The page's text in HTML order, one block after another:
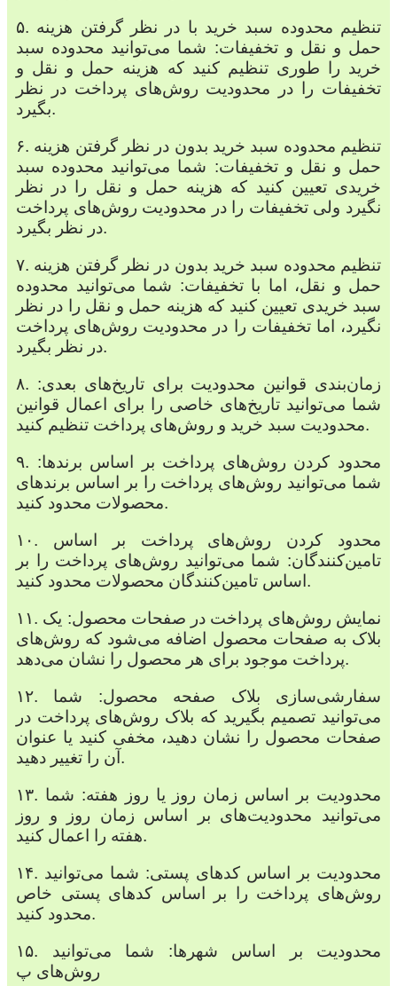
۵. تنظیم محدوده سبد خرید با در نظر گرفتن هزینه
حمل و نقل و تخفیفات: شما می‌توانید محدوده سبد
خرید را طوری تنظیم کنید که هزینه حمل و نقل و
تخفیفات را در محدودیت روش‌های پرداخت در نظر
بگیرد.
۶. تنظیم محدوده سبد خرید بدون در نظر گرفتن هزینه
حمل و نقل و تخفیفات: شما می‌توانید محدوده سبد
خریدی تعیین کنید که هزینه حمل و نقل را در نظر
نگیرد ولی تخفیفات را در محدودیت روش‌های پرداخت
در نظر بگیرد.
۷. تنظیم محدوده سبد خرید بدون در نظر گرفتن هزینه
حمل و نقل، اما با تخفیفات: شما می‌توانید محدوده
سبد خریدی تعیین کنید که هزینه حمل و نقل را در نظر
نگیرد، اما تخفیفات را در محدودیت روش‌های پرداخت
در نظر بگیرد.
۸. زمان‌بندی قوانین محدودیت برای تاریخ‌های بعدی:
شما می‌توانید تاریخ‌های خاصی را برای اعمال قوانین
محدودیت سبد خرید و روش‌های پرداخت تنظیم کنید.
۹. محدود کردن روش‌های پرداخت بر اساس برندها:
شما می‌توانید روش‌های پرداخت را بر اساس برندهای
محصولات محدود کنید.
۱۰. محدود کردن روش‌های پرداخت بر اساس
تامین‌کنندگان: شما می‌توانید روش‌های پرداخت را بر
اساس تامین‌کنندگان محصولات محدود کنید.
۱۱. نمایش روش‌های پرداخت در صفحات محصول: یک
بلاک به صفحات محصول اضافه می‌شود که روش‌های
پرداخت موجود برای هر محصول را نشان می‌دهد.
۱۲. سفارشی‌سازی بلاک صفحه محصول: شما
می‌توانید تصمیم بگیرید که بلاک روش‌های پرداخت در
صفحات محصول را نشان دهید، مخفی کنید یا عنوان
آن را تغییر دهید.
۱۳. محدودیت بر اساس زمان روز یا روز هفته: شما
می‌توانید محدودیت‌های بر اساس زمان روز و روز
هفته را اعمال کنید.
۱۴. محدودیت بر اساس کدهای پستی: شما می‌توانید
روش‌های پرداخت را بر اساس کدهای پستی خاص
محدود کنید.
۱۵. محدودیت بر اساس شهرها: شما می‌توانید
روش‌های پ